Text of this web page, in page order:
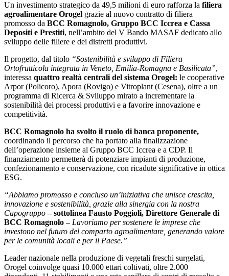
Un investimento strategico da 49,5 milioni di euro rafforza la filiera
agroalimentare Orogel grazie al nuovo contratto di filiera
promosso da BCC Romagnolo, Gruppo BCC Iccrea e Cassa
Depositi e Prestiti, nell’ambito del V Bando MASAF dedicato allo
sviluppo delle filiere e dei distretti produttivi.
Il progetto, dal titolo “Sostenibilità e sviluppo di Filiera
Ortofrutticola integrata in Veneto, Emilia-Romagna e Basilicata”,
interessa quattro realtà centrali del sistema Orogel: le cooperative
Arpor (Policoro), Apora (Rovigo) e Vitroplant (Cesena), oltre a un
programma di Ricerca & Sviluppo mirato a incrementare la
sostenibilità dei processi produttivi e a favorire innovazione e
competitività.
BCC Romagnolo ha svolto il ruolo di banca proponente,
coordinando il percorso che ha portato alla finalizzazione
dell’operazione insieme al Gruppo BCC Iccrea e a CDP. Il
finanziamento permetterà di potenziare impianti di produzione,
confezionamento e conservazione, con ricadute significative in ottica
ESG.
“Abbiamo promosso e concluso un’iniziativa che unisce crescita,
innovazione e sostenibilità, grazie alla sinergia con la nostra
Capogruppo– sottolinea Fausto Poggioli, Direttore Generale di
BCC Romagnolo – Lavoriamo per sostenere le imprese che
investono nel futuro del comparto agroalimentare, generando valore
per le comunità locali e per il Paese.”
Leader nazionale nella produzione di vegetali freschi surgelati,
Orogel coinvolge quasi 10.000 ettari coltivati, oltre 2.000